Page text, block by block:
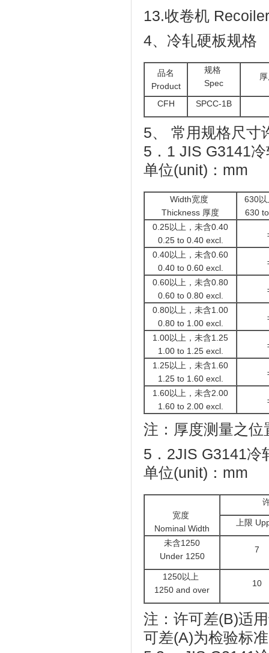
13.收卷机 Recoiler
4、冷轧硬板规格
品名
Product
规格
Spec
CFH SPCC-1B
5、 常用规格尺寸
5．1 JIS G3141
单位(unit)：mm
Width宽度
Thickness 厚度
630以
630
0.25以上，未含0.40
0.25 to 0.40 excl.
0.40以上，未含0.60
0.40 to 0.60 excl.
0.60以上，未含0.80
0.60 to 0.80 excl.
0.80以上，未含1.00
0.80 to 1.00 excl.
1.00以上，未含1.25
1.00 to 1.25 excl.
1.25以上，未含1.60
1.25 to 1.60 excl.
1.60以上，未含2.00
1.60 to 2.00 excl.
注：厚度测量之
5．2JIS G3141
单位(unit)：mm
宽度
Nominal Width
上限
未含1250
Under 1250
7
1250以上
1250 and over
10
注：许可差(B)适
可差(A)为检验标